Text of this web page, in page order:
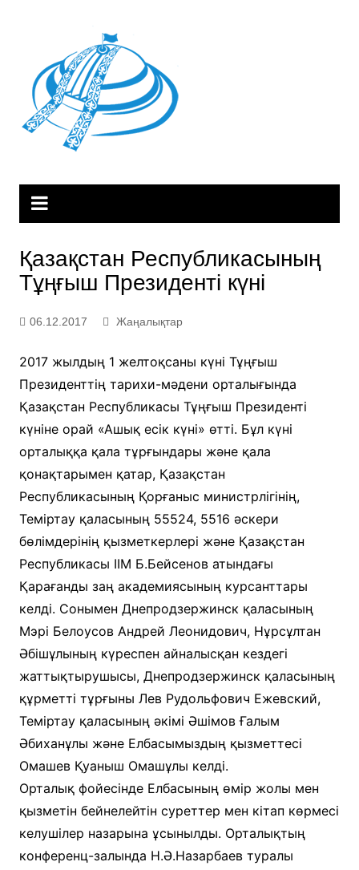
Қазақстан Республикасының
Тұңғыш Президенті күні
06.12.2017 Жаңалықтар
2017 жылдың 1 желтоқсаны күні Тұңғыш
Президенттің тарихи-мәдени орталығында
Қазақстан Республикасы Тұңғыш Президенті
күніне орай «Ашық есік күні» өтті. Бұл күні
орталыққа қала тұрғындары және қала
қонақтарымен қатар, Қазақстан
Республикасының Қорғаныс министрлігінің,
Теміртау қаласының 55524, 5516 әскери
бөлімдерінің қызметкерлері және Қазақстан
Республикасы ІІМ Б.Бейсенов атындағы
Қарағанды заң академиясының курсанттары
келді. Сонымен Днепродзержинск қаласының
Мэрі Белоусов Андрей Леонидович, Нұрсұлтан
Әбішұлының күреспен айналысқан кездегі
жаттықтырушысы, Днепродзержинск қаласының
құрметті тұрғыны Лев Рудольфович Ежевский,
Теміртау қаласының әкімі Әшімов Ғалым
Әбиханұлы және Елбасымыздың қызметтесі
Омашев Қуаныш Омашұлы келді.
Орталық фойесінде Елбасының өмір жолы мен
қызметін бейнелейтін суреттер мен кітап көрмесі
келушілер назарына ұсынылды. Орталықтың
конференц-залында Н.Ә.Назарбаев туралы